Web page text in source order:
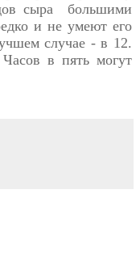
сыра большими
и не умеют его
случае - в 12.
в пять могут